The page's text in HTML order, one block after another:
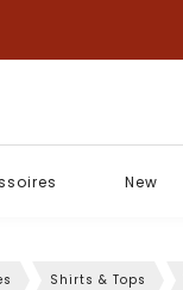
New
Shirts & Tops